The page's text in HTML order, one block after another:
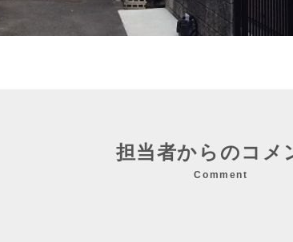
担当者からのコメ
Comment